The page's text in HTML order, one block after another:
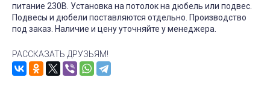
питание 230В. Установка на потолок на дюбель или подвес.
Подвесы и дюбели поставляются отдельно. Производство
под заказ. Наличие и цену уточняйте у менеджера.
РАССКАЗАТЬ ДРУЗЬЯМ!